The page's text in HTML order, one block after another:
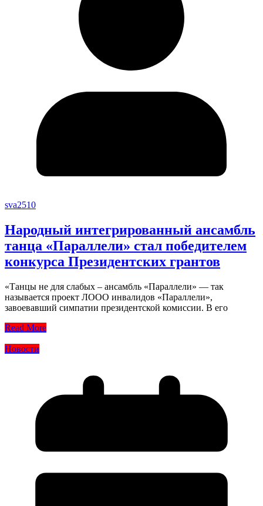
sva2510
Народный интегрированный ансамбль
танца «Параллели» стал победителем
конкурса Президентских грантов
«Танцы не для слабых – ансамбль «Параллели» — так
называется проект ЛООО инвалидов «Параллели»,
завоевавший симпатии президентской комиссии. В его
Read More
Новости